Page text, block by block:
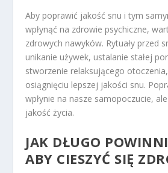
Aby poprawić jakość snu i tym
wpłynąć na zdrowie psychiczne,
zdrowych nawyków. Rytuały przed
unikanie używek, ustalanie stałej
stworzenie relaksującego
osiągnięciu lepszej jakości snu.
wpłynie na nasze samopoczucie,
jakość życia.
JAK DŁUGO
ABY CIESZYĆ SIĘ